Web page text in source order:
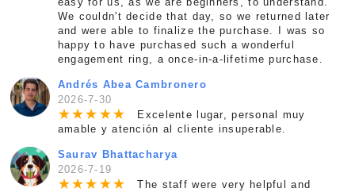
We couldn't decide that day, so we returned later
and were able to finalize the purchase. I was so
happy to have purchased such a wonderful
engagement ring, a once-in-a-lifetime purchase.
Andrés Abea Cambronero
2026-7-30
★★★ ★★
Excelente lugar, personal muy
amable y atención al cliente insuperable.
Saurav Bhattacharya
2026-7-19
★★★ ★★
The staff were very helpful and